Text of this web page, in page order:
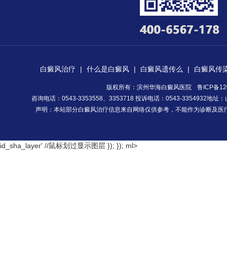
白癜风治疗 | 什么是白癜风 | 白癜风遗传么 | 白癜风传
版权所有：滨州华海白癜风医院
鲁ICP备
咨询电话：0543-3353558、3353718 投诉电话：0543-3354932地址
声明：本站部分白癜风治疗信息来自网络仅供参考，不能作为诊断及
id_sha_layer' //鼠标划过显示图层 }); }); ml>